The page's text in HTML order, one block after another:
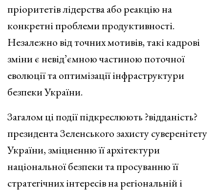
пріоритетів лідерства або реакцію на
конкретні проблеми продуктивності.
Незалежно від точних мотивів, такі кадрові
зміни є невід’ємною частиною поточної
еволюції та оптимізації інфраструктури
безпеки України.
Загалом ці події підкреслюють ?відданість?
президента Зеленського захисту суверенітету
України, зміцненню її архітектури
національної безпеки та просуванню її
стратегічних інтересів на регіональній і